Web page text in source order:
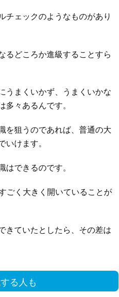
チェックのようなものがあり
るどころか進級することすら
うまくいかず、うまくいかな
々あるんです。
を狙うのであれば、普通の大
けます。
できるのです。
ごく大きく開いていることが
きていたとしたら、その差は
る人も